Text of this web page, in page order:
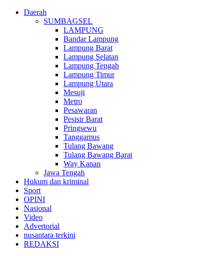
Daerah
SUMBAGSEL
LAMPUNG
Bandar Lampung
Lampung Barat
Lampung Selatan
Lampung Tengah
Lampung Timur
Lampung Utara
Mesuji
Metro
Pesawaran
Pesisir Barat
Pringsewu
Tanggamus
Tulang Bawang
Tulang Bawang Barat
Way Kanan
Jawa Tengah
Hukum dan kriminal
Sport
OPINI
Nasional
Video
Advertorial
nusantara terkini
REDAKSI